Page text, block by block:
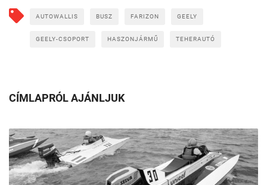
AUTOWALLIS BUSZ FARIZON GEELY
GEELY-CSOPORT HASZONJÁRMŰ TEHERAUTÓ
CÍMLAPRÓL AJÁNLJUK